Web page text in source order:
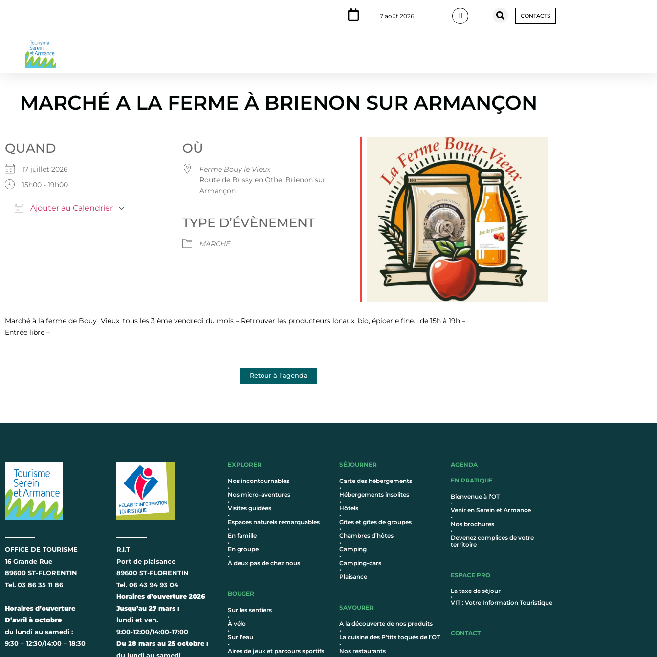
7 août 2026 CONTACTS
MARCHÉ A LA FERME À BRIENON SUR ARMANÇON
QUAND
17 juillet 2026
15h00 - 19h00
Ajouter au Calendrier
Calendrier Google iCalendar Office 365 Outlook Live
OÙ
Ferme Bouy le Vieux
Route de Bussy en Othe, Brienon sur
Armançon
TYPE D’ÉVÈNEMENT
MARCHÉ
Marché à la ferme de Bouy Vieux, tous les 3 ème vendredi du mois – Retrouver les producteurs locaux, bio, épicerie fine… de 15h à 19h –
Entrée libre –
Retour à l'agenda
OFFICE DE TOURISME
16 Grande Rue
89600 ST-FLORENTIN
Tel. 03 86 35 11 86
Horaires d’ouverture
D’avril à octobre
du lundi au samedi :
9:30 – 12:30/14:00 – 18:30
R.I.T
Port de plaisance
89600 ST-FLORENTIN
Tel. 06 43 94 93 04
Horaires d’ouverture 2026
Jusqu’au 27 mars :
lundi et ven.
9:00-12:00/14:00-17:00
Du 28 mars au 25 octobre :
du lundi au samedi
EXPLORER
Nos incontournables
•
Nos micro-aventures
•
Visites guidées
•
Espaces naturels remarquables
•
En famille
•
En groupe
•
À deux pas de chez nous
BOUGER
Sur les sentiers
•
À vélo
•
Sur l’eau
•
Aires de jeux et parcours sportifs
SÉJOURNER
Carte des hébergements
•
Hébergements insolites
•
Hôtels
•
Gîtes et gîtes de groupes
•
Chambres d’hôtes
•
Camping
•
Camping-cars
•
Plaisance
SAVOURER
A la découverte de nos produits
•
La cuisine des P’tits toqués de l’OT
•
Nos restaurants
AGENDA
EN PRATIQUE
Bienvenue à l’OT
•
Venir en Serein et Armance
•
Nos brochures
•
Devenez complices de votre
territoire
ESPACE PRO
La taxe de séjour
•
VIT : Votre Information Touristique
CONTACT